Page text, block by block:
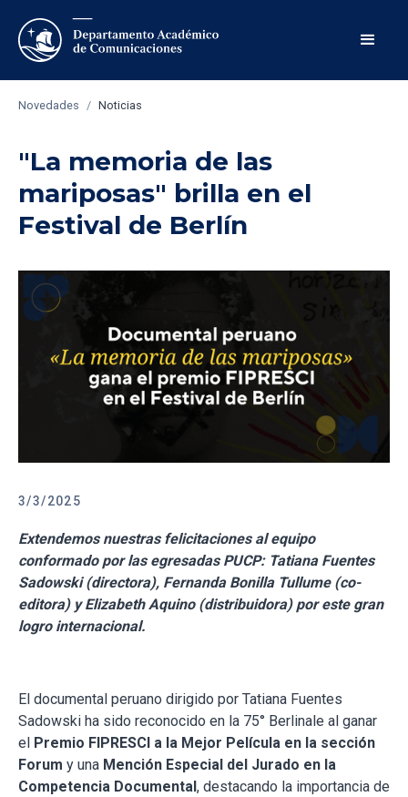
Novedades / Noticias
"La memoria de las
mariposas" brilla en el
Festival de Berlín
3/3/2025
Extendemos nuestras felicitaciones al equipo
conformado por las egresadas PUCP: Tatiana Fuentes
Sadowski (directora), Fernanda Bonilla Tullume (co-
editora) y Elizabeth Aquino (distribuidora) por este gran
logro internacional.
El documental peruano dirigido por Tatiana Fuentes
Sadowski ha sido reconocido en la 75° Berlinale al ganar
el
Premio FIPRESCI a la Mejor Película en la sección
Forum y una Mención Especial del Jurado en la
Competencia Documental , destacando la importancia de